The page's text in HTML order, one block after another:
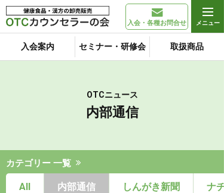
入会・各種お問合せ
入会案内 セミナー・研修会 取扱商品
OTCニュース
内部通信
カテゴリー 一覧
All 内部通信 しんがき新聞 ナ